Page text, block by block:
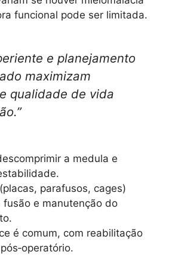
funcional pode ser limitada.
e planejamento
maximizam
qualidade de vida
a medula e
parafusos, cages)
fusão e manutenção do
é comum, com reabilitação